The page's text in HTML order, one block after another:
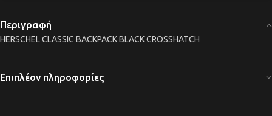
Περιγραφή
HERSCHEL CLASSIC BACKPACK BLACK CROSSHATCH
Επιπλέον πληροφορίες